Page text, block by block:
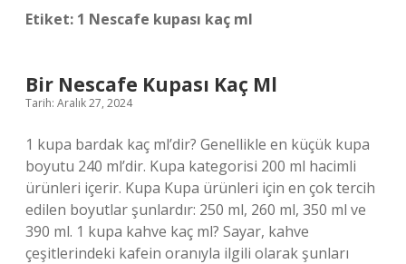
Etiket: 1 Nescafe kupası kaç ml
Bir Nescafe Kupası Kaç Ml
Tarih: Aralık 27, 2024
1 kupa bardak kaç ml’dir? Genellikle en küçük kupa
boyutu 240 ml’dir. Kupa kategorisi 200 ml hacimli
ürünleri içerir. Kupa Kupa ürünleri için en çok tercih
edilen boyutlar şunlardır: 250 ml, 260 ml, 350 ml ve
390 ml. 1 kupa kahve kaç ml? Sayar, kahve
çeşitlerindeki kafein oranıyla ilgili olarak şunları